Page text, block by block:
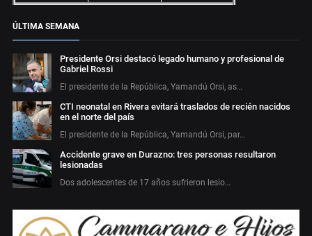
ÚLTIMA SEMANA
Presidente Orsi destacó legado humano y profesional de
Gabriel Rossi
El presidente de la República, Yamandú Orsi, as…
CTI neonatal en Rivera evitará traslados de recién nacidos
en el norte del país
El presidente de la República, Yamandú Orsi, par…
Accidente grave en Durazno: tres personas resultaron
lesionadas
Dos adolescentes de 17 años sufrieron lesio…